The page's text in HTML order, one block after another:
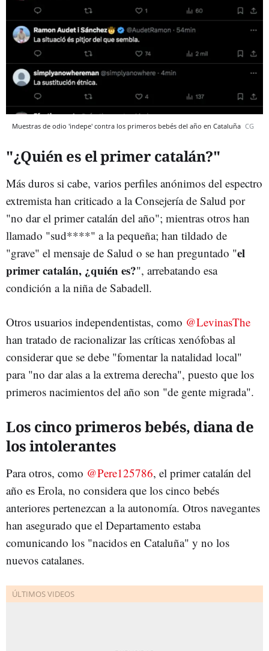
Muestras de odio 'indepe' contra los primeros bebés del año en Cataluña CG
"¿Quién es el primer catalán?"
Más duros si cabe, varios perfiles anónimos del espectro
extremista han criticado a la Consejería de Salud por
"no dar el primer catalán del año"; mientras otros han
llamado "sud****" a la pequeña; han tildado de
"grave" el mensaje de Salud o se han preguntado "el
primer catalán, ¿quién es?", arrebatando esa
condición a la niña de Sabadell.
Otros usuarios independentistas, como @LevinasThe
han tratado de racionalizar las críticas xenófobas al
considerar que se debe "fomentar la natalidad local"
para "no dar alas a la extrema derecha", puesto que los
primeros nacimientos del año son "de gente migrada".
Los cinco primeros bebés, diana de
los intolerantes
Para otros, como @Pere125786, el primer catalán del
año es Erola, no considera que los cinco bebés
anteriores pertenezcan a la autonomía. Otros navegantes
han asegurado que el Departamento estaba
comunicando los "nacidos en Cataluña" y no los
nuevos catalanes.